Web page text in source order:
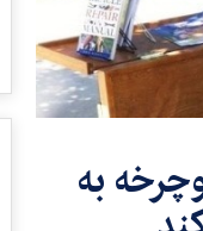
به